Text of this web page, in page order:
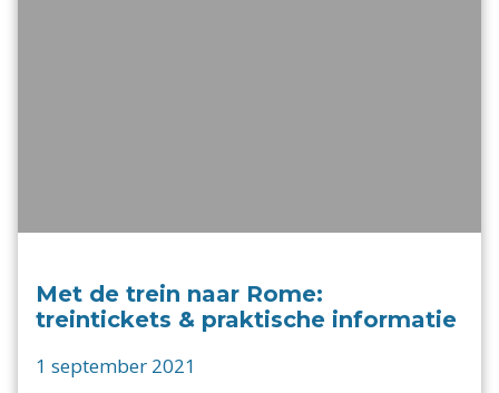
Met de trein naar Rome:
treintickets & praktische informatie
1 september 2021